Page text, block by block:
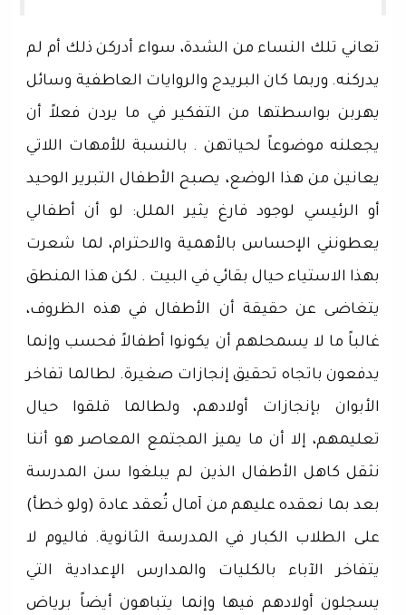
تعاني تلك النساء من الشدة، سواء أدركن ذلك أم لم
يدركنه. وربما كان البريدج والروايات العاطفية وسائل
يهربن بواسطتها من التفكير في ما يردن فعلاً أن
يجعلنه موضوعاً لحياتهن . بالنسبة للأمهات اللاتي
يعانين من هذا الوضع، يصبح الأطفال التبرير الوحيد
أو الرئيسي لوجود فارغ يثير الملل: لو أن أطفالي
يعطونني الإحساس بالأهمية والاحترام، لما شعرت
بهذا الاستياء حيال بقائي في البيت . لكن هذا المنطق
يتغاضى عن حقيقة أن الأطفال في هذه الظروف،
غالباً ما لا يسمحلهم أن يكونوا أطفالاً فحسب وإنما
يدفعون باتجاه تحقيق إنجازات صغيرة. لطالما تفاخر
الأبوان بإنجازات أولادهم، ولطالما قلقوا حيال
تعليمهم، إلا أن ما يميز المجتمع المعاصر هو أننا
نثقل كاهل الأطفال الذين لم يبلغوا سن المدرسة
بعد بما نعقده عليهم من آمال تُعقد عادة (ولو خطأ)
على الطلاب الكبار في المدرسة الثانوية. فاليوم لا
يتفاخر الآباء بالكليات والمدارس الإعدادية التي
يسجلون أولادهم فيها وإنما يتباهون أيضاً برياض